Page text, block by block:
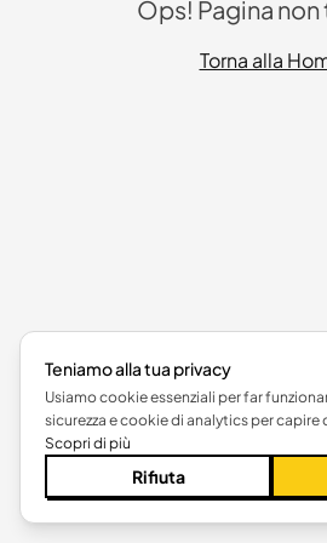
Ops! Pagina
Torna alla
Teniamo alla tua privacy
Usiamo cookie essenziali per far
sicurezza e cookie di analytics per capire
Scopri di più
Rifiuta